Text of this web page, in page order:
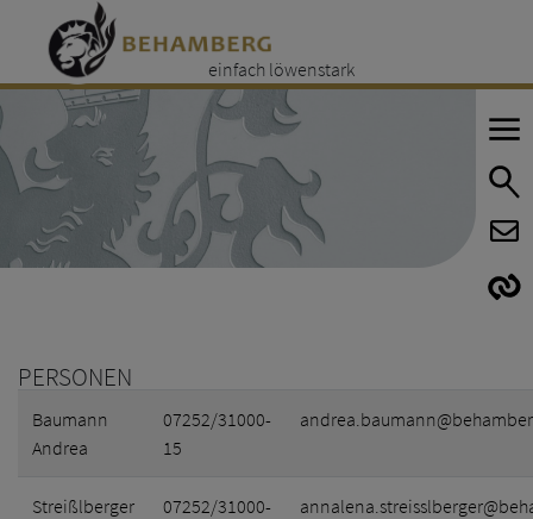
einfach löwenstark
PERSONEN
Baumann
Andrea
07252/31000-
15
Streißlberger
07252/31000-